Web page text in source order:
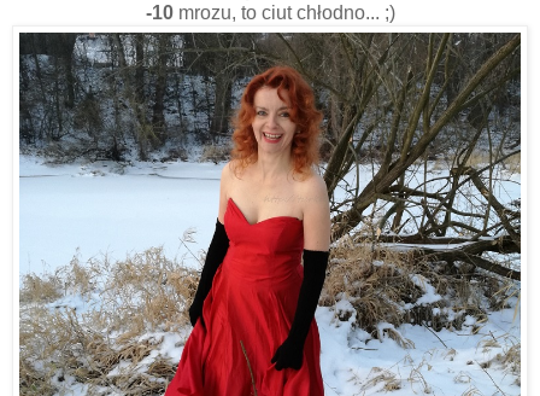
-10mrozu, to ciut chłodno... ;)